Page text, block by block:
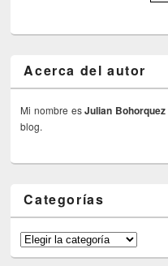
Acerca del autor
Mi nombre esJulian Bohorquez
blog.
Categorías
Categorías